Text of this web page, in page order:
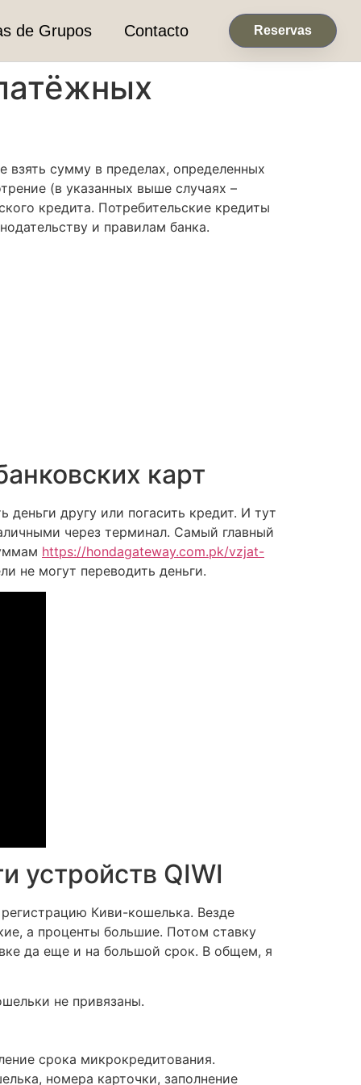
de Grupos Contacto Reservas
сумму в пределах, определенных
(в указанных выше случаях –
кредита. Потребительские кредиты
и правилам банка.
карт
деньги другу или погасить кредит. И тут
через терминал. Самый главный
https://hondagateway.com.pk/vzjat-
не могут переводить деньги.
устройств QIWI
Киви-кошелька. Везде
а проценты большие. Потом ставку
да еще и на большой срок. В общем, я
не привязаны.
срока микрокредитования.
номера карточки, заполнение